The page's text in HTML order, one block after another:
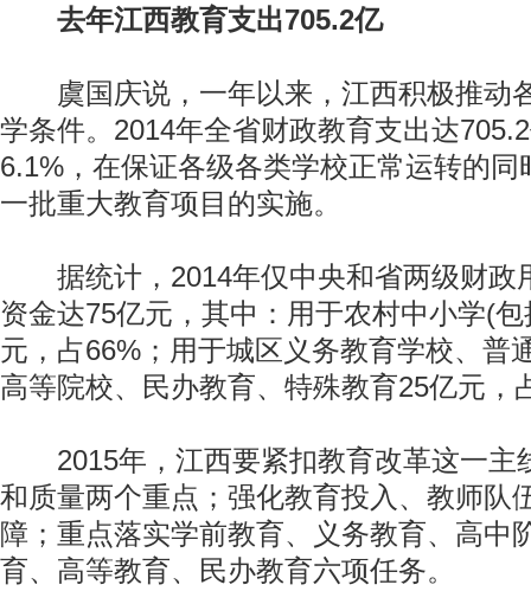
去年江西教育支出705.2亿
虞国庆说，一年以来，江西积极推动
学条件。2014年全省财政教育支出达
6.1%，在保证各级各类学校正常运转的同
一批重大教育项目的实施。
据统计，2014年仅中央和省两级财政
资金达75亿元，其中：用于农村中小学(
元，占66%；用于城区义务教育学校、普
高等院校、民办教育、特殊教育25亿元，
2015年，江西要紧扣教育改革这一主
和质量两个重点；强化教育投入、教师队
障；重点落实学前教育、义务教育、高中
育、高等教育、民办教育六项任务。